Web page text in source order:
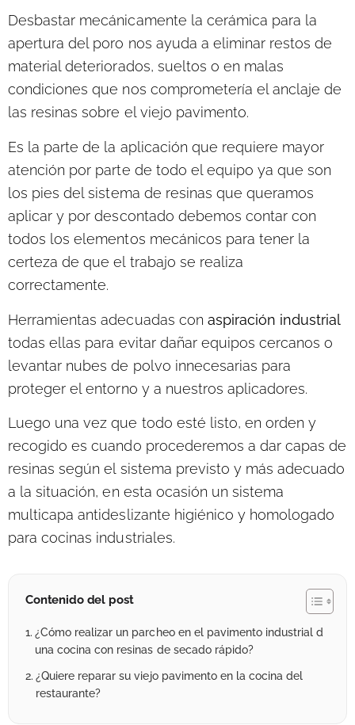
Desbastar mecánicamente la cerámica para la
apertura del poro nos ayuda a eliminar restos de
material deteriorados, sueltos o en malas
condiciones que nos comprometería el anclaje de
las resinas sobre el viejo pavimento.
Es la parte de la aplicación que requiere mayor
atención por parte de todo el equipo ya que son
los pies del sistema de resinas que queramos
aplicar y por descontado debemos contar con
todos los elementos mecánicos para tener la
certeza de que el trabajo se realiza
correctamente.
Herramientas adecuadas con aspiración industrial
todas ellas para evitar dañar equipos cercanos o
levantar nubes de polvo innecesarias para
proteger el entorno y a nuestros aplicadores.
Luego una vez que todo esté listo, en orden y
recogido es cuando procederemos a dar capas de
resinas según el sistema previsto y más adecuado
a la situación, en esta ocasión un sistema
multicapa antideslizante higiénico y homologado
para cocinas industriales.
Contenido del post
¿Cómo realizar un parcheo en el pavimento industrial d
una cocina con resinas de secado rápido?
¿Quiere reparar su viejo pavimento en la cocina del
restaurante?